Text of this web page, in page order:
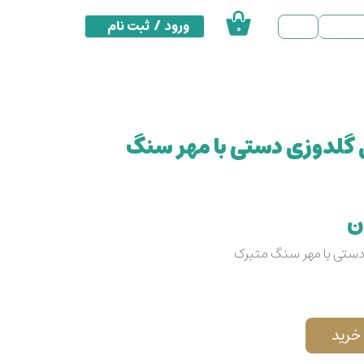
ورود/ثبت نام
خروج از حساب کاربری
۰
گلدوزی دستی با مهر سنگ
با مهر سنگ متبرک